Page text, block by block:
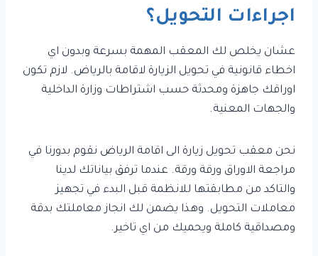
اجراءات التحويل؟
عشان يخلص لك المعقب المهمة بسرعة وبدون اي
اخطاء قانونية في تحويل الزيارة لاقامة بالرياض. لازم تكون
اوراقك جاهزة ومحدثة حسب اشتراطات وزارة الداخلية
والجهات المعنية.
نحن معقب تحويل زيارة الى اقامة الرياض نقوم بدورنا في
مراجعة الاوراق ورقة ورقة. عندما ترفق بياناتك لدينا
والتاكد من مطابقتها للانظمة قبل البدء في تجهيز
معاملات التحويل. وهذا يضمن لك انجاز معاملتك بدقة
ومصداقية كاملة ويحميك من اي تاخير.